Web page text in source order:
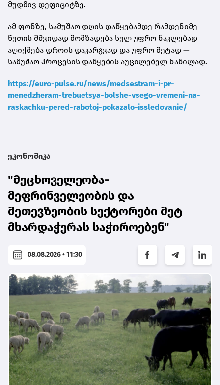
მუდმივ დეფიციტზე.
ამ ფონზე, სამუშაო დღის დაწყებამდე რამდენიმე
წუთის მშვიდად მომზადება სულ უფრო ნაკლებად
აღიქმება დროის დაკარგვად და უფრო მეტად —
სამუშაო პროცესის დაწყების აუცილებელ ნაწილად.
https://euro-pulse.ru/news/medsestram-i-pr-
menedzheram-trebuetsya-bolshe-vsego-vremeni-na-
raskachku-pered-rabotoj-pokazalo-issledovanie/
ეკონომიკა
"მეცხოველეობა-
მეფრინველეობის და
მეთევზეობის სექტორები მეტ
მხარდაჭერას საჭიროებენ"
08.08.2026 • 11:30